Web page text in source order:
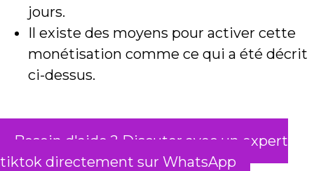
jours.
Il existe des moyens pour activer cette
monétisation comme ce qui a été décrit
ci-dessus.
Besoin d'aide ? Discuter avec un expert
tiktok directement sur WhatsApp